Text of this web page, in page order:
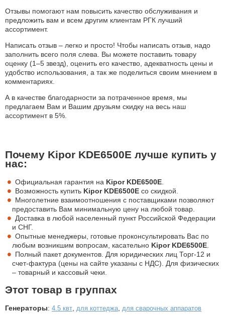
Отзывы помогают нам повысить качество обслуживания и
предложить вам и всем другим клиентам РГК лучший
ассортимент.
Написать отзыв – легко и просто! Чтобы написать отзыв, надо
заполнить всего поля слева. Вы можете поставить товару
оценку (1–5 звезд), оценить его качество, адекватность цены и
удобство использования, а так же поделиться своим мнением в
комментариях.
А в качестве благодарности за потраченное время, мы
предлагаем Вам и Вашим друзьям скидку на весь наш
ассортимент в 5%.
Почему Kipor KDE6500E лучше купить у
нас:
Официальная гарантия на Kipor KDE6500E
Возможность купить Kipor KDE6500E со скидкой.
Многолетние взаимоотношения с поставщиками позволяют
предоставить Вам минимальную цену на любой товар.
Доставка в любой населенный пункт Российской Федерации
и СНГ.
Опытные менеджеры, готовые проконсультировать Вас по
любым возникшим вопросам, касательно Kipor KDE6500E
Полный пакет документов. Для юридических лиц Торг-12 и
счет-фактура (цены на сайте указаны с НДС). Для физических
– товарный и кассовый чеки.
Этот товар в группах
Генераторы: 4.5 квт для коттеджа для сварочных аппаратов